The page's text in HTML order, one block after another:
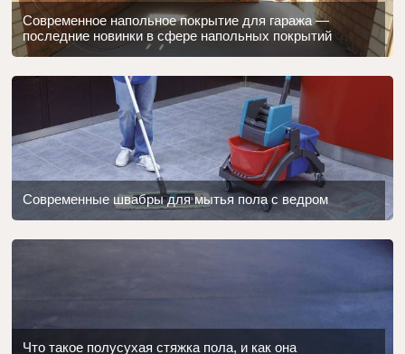
Современное напольное покрытие для гаража —
последние новинки в сфере напольных покрытий
Современные швабры для мытья пола с ведром
Что такое полусухая стяжка пола, и как она